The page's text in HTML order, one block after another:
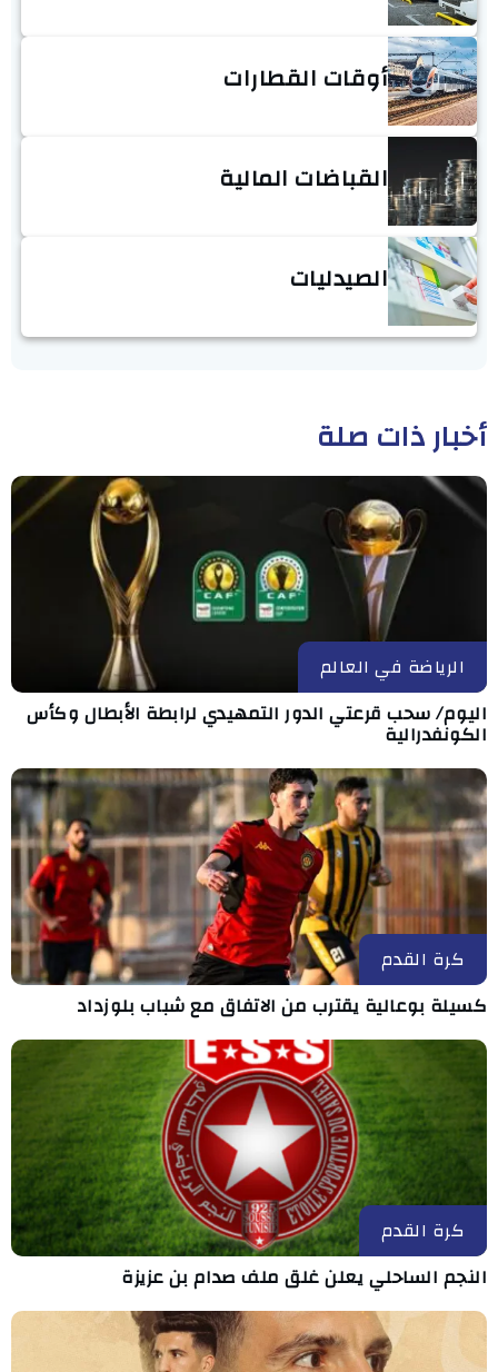
أوقات القطارات
القباضات المالية
الصيدليات
أخبار ذات صلة
الرياضة في العالم
اليوم/ سحب قرعتي الدور التمهيدي لرابطة الأبطال وكأس
الكونفدرالية
كرة القدم
كسيلة بوعالية يقترب من الاتفاق مع شباب بلوزداد
كرة القدم
النجم الساحلي يعلن غلق ملف صدام بن عزيزة